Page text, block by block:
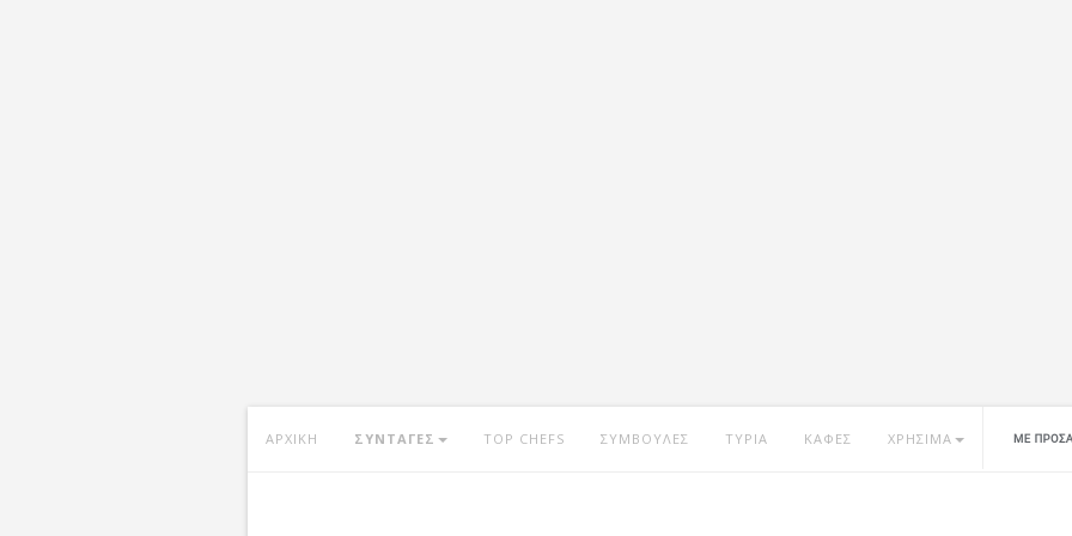
ΑΡΧΙΚΗ ΣΥΝΤΑΓΕΣ TOP CHEFS ΣΥΜΒΟΥΛΕΣ ΤΥΡΙΑ ΚΑΦΕΣ ΧΡΗΣΙΜΑ